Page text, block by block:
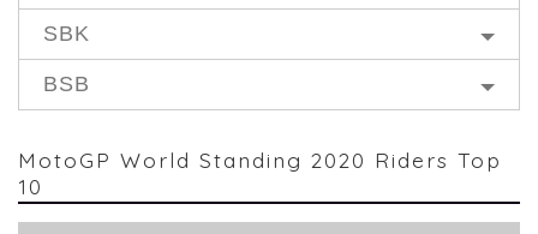
SBK
BSB
MotoGP World Standing 2020 Riders Top
10